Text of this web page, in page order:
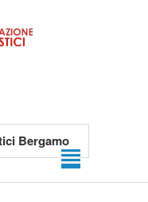
Bergamo